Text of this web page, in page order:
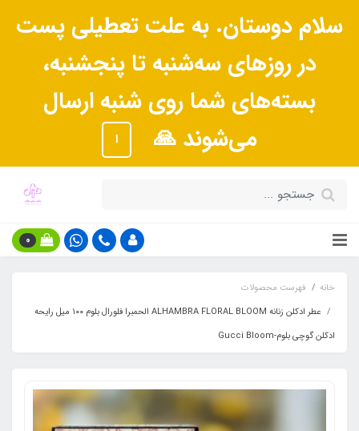
سلام دوستان. به علت تعطیلی پست
در روزهای سه‌شنبه تا پنجشنبه،
بسته‌های شما روی شنبه ارسال
می‌شوند 🙏
ا
0
خانه
فهرست محصولات
عطر ادکلن زنانه ALHAMBRA FLORAL BLOOM الحمبرا فلورال بلوم ١٠٠ میل رایحه
ادکلن گوچی بلوم-Gucci Bloom